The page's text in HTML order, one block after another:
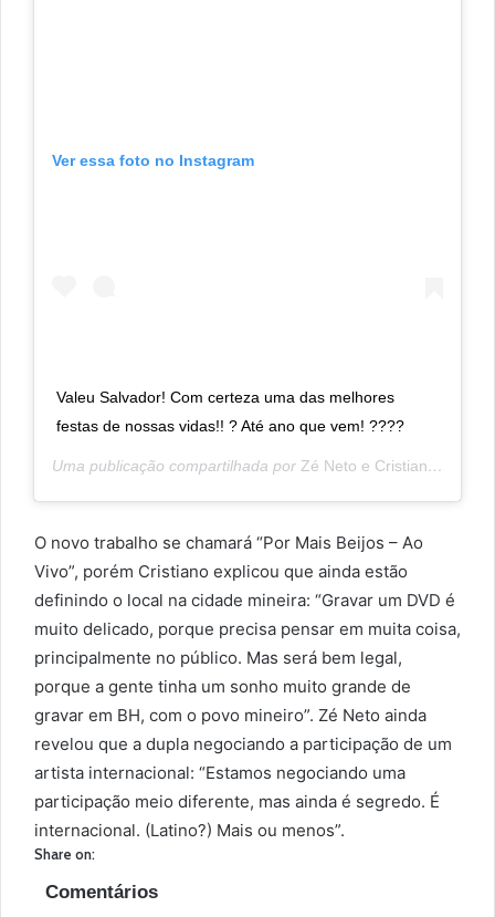
Ver essa foto no Instagram
Valeu Salvador! Com certeza uma das melhores
festas de nossas vidas!! ? Até ano que vem! ????
Uma publicação compartilhada por Zé Neto e Cristiano
O novo trabalho se chamará “Por Mais Beijos – Ao
Vivo”, porém Cristiano explicou que ainda estão
definindo o local na cidade mineira: “Gravar um DVD é
muito delicado, porque precisa pensar em muita coisa,
principalmente no público. Mas será bem legal,
porque a gente tinha um sonho muito grande de
gravar em BH, com o povo mineiro”. Zé Neto ainda
revelou que a dupla negociando a participação de um
artista internacional: “Estamos negociando uma
participação meio diferente, mas ainda é segredo. É
internacional. (Latino?) Mais ou menos”.
Share on:
Comentários